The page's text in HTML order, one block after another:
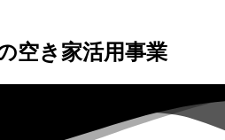
空き家活用事業